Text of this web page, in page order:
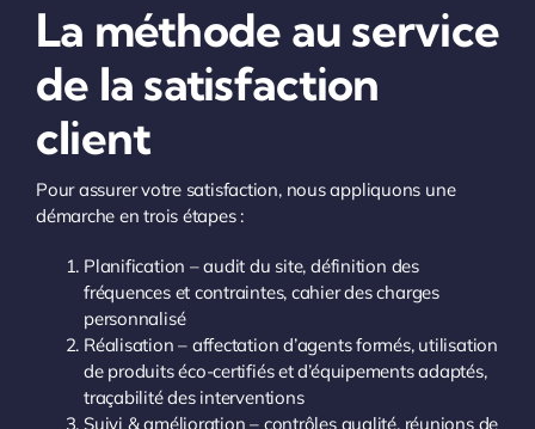
La méthode au service
de la satisfaction
client
Pour assurer votre satisfaction, nous appliquons une
démarche en trois étapes :
Planification – audit du site, définition des
fréquences et contraintes, cahier des charges
personnalisé
Réalisation – affectation d’agents formés, utilisation
de produits éco-certifiés et d’équipements adaptés,
traçabilité des interventions
Suivi & amélioration – contrôles qualité, réunions de